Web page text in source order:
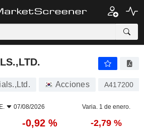
Acciones A417200
07/08/2026 Varia. 1 de enero.
-0,92 % -2,79 %